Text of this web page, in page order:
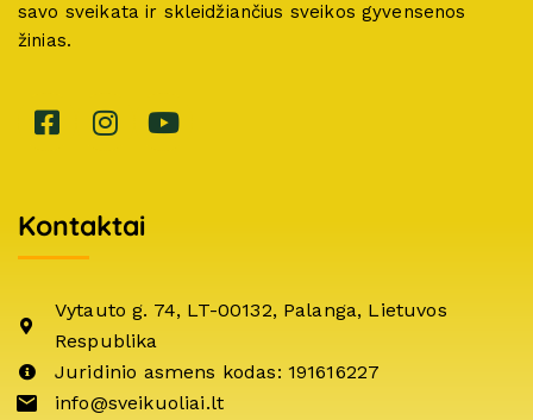
savo sveikata ir skleidžiančius sveikos gyvensenos
žinias.
Kontaktai
Vytauto g. 74, LT-00132, Palanga, Lietuvos
Respublika
Juridinio asmens kodas: 191616227
info@sveikuoliai.lt